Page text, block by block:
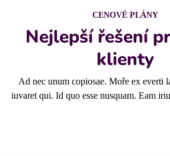
CENOVÉ PLÁNY
Nejlepší řešení
klienty
Ad nec unum copiosae. Moře ex everti
iuvaret qui. Id quo esse nusquam. Eam